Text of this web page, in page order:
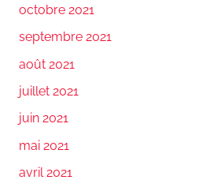
octobre 2021
septembre 2021
août 2021
juillet 2021
juin 2021
mai 2021
avril 2021